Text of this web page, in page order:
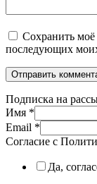
Сохранить моё
последующих
Подписка на
Имя *
Email *
Согласие с
Да,